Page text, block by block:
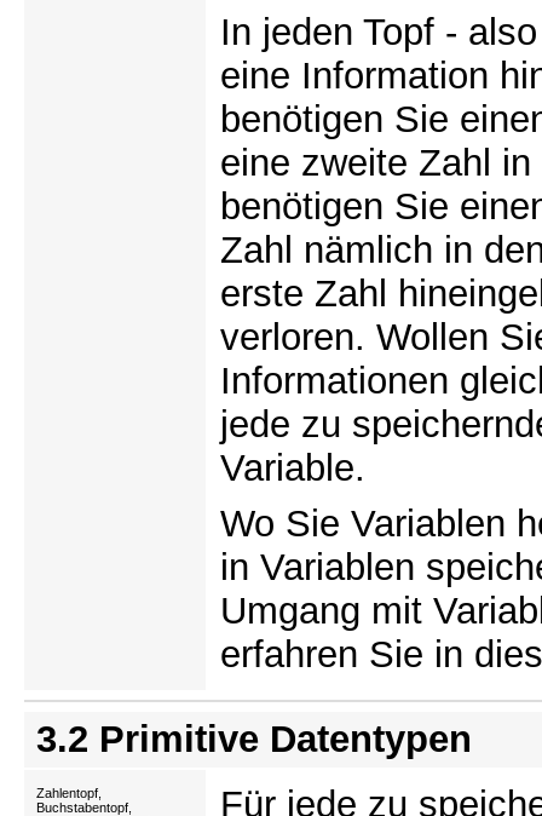
In jeden Topf -
eine Information
benötigen Sie
eine zweite Zahl
benötigen Sie
Zahl nämlich in
erste Zahl
verloren. Wollen
Informationen
jede zu
Variable.
Wo Sie Variablen
in Variablen
Umgang mit
erfahren Sie in
3.2 Primitive Datentypen
Zahlentopf,
Buchstabentopf,
Für jede zu